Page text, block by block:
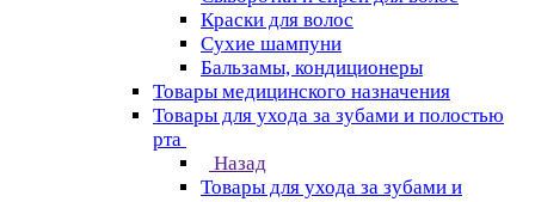
Краски для волос
Сухие шампуни
Бальзамы, кондиционеры
Товары медицинского назначения
Товары для ухода за зубами и полостью
рта
Назад
Товары для ухода за зубами и